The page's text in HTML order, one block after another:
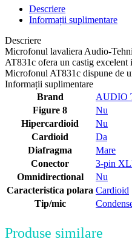
Descriere
Informații suplimentare
Descriere
Microfonul lavaliera Audio-
AT831c ofera un castig excelent
Microfonul AT831c dispune de
Informații suplimentare
Brand
AUDIO
Figure 8
Nu
Hipercardioid
Nu
Cardioid
Da
Diafragma
Mare
Conector
3-pin
Omnidirectional
Nu
Caracteristica polara Cardioid
Tip/mic
Produse similare